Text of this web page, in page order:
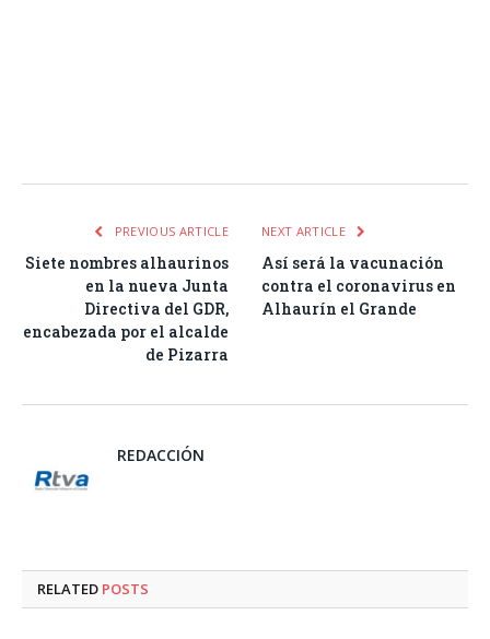
PREVIOUS ARTICLE
Siete nombres alhaurinos
en la nueva Junta
Directiva del GDR,
encabezada por el alcalde
de Pizarra
NEXT ARTICLE
Así será la vacunación
contra el coronavirus en
Alhaurín el Grande
REDACCIÓN
RELATED POSTS